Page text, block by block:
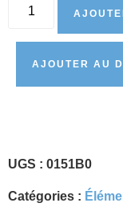
AJOUTER AU
UGS : 0151B0
Catégories :